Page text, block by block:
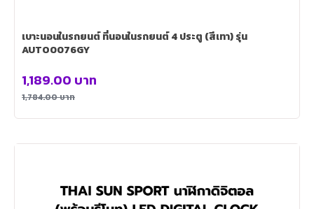
เบาะนอนในรถยนต์ ที่นอนในรถยนต์ 4 ประตู (สีเทา) รุ่น
AUTO0076GY
1,784.00บาท
1,189.00 บาท